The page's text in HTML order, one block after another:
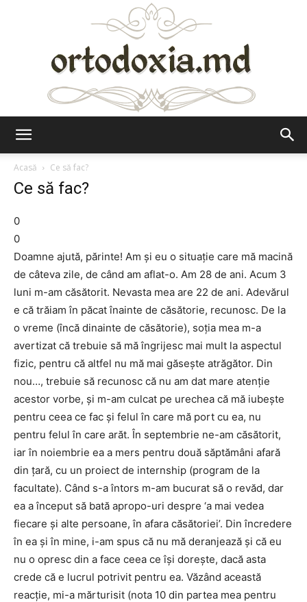
Acasă
Ce să fac?
Ce să fac?
0
0
Doamne ajută, părinte! Am şi eu o situaţie care mă macină
de câteva zile, de când am aflat-o. Am 28 de ani. Acum 3
luni m-am căsătorit. Nevasta mea are 22 de ani. Adevărul
e că trăiam în păcat înainte de căsătorie, recunosc. De la
o vreme (încă dinainte de căsătorie), soţia mea m-a
avertizat că trebuie să mă îngrijesc mai mult la aspectul
fizic, pentru că altfel nu mă mai găseşte atrăgător. Din
nou…, trebuie să recunosc că nu am dat mare atenţie
acestor vorbe, şi m-am culcat pe urechea că mă iubeşte
pentru ceea ce fac şi felul în care mă port cu ea, nu
pentru felul în care arăt. În septembrie ne-am căsătorit,
iar în noiembrie ea a mers pentru două săptămâni afară
din ţară, cu un proiect de internship (program de la
facultate). Când s-a întors m-am bucurat să o revăd, dar
ea a început să bată apropo-uri despre ‘a mai vedea
fiecare şi alte persoane, în afara căsătoriei’. Din încredere
în ea şi în mine, i-am spus că nu mă deranjează şi că eu
nu o opresc din a face ceea ce îşi doreşte, dacă asta
crede că e lucrul potrivit pentru ea. Văzând această
reacţie, mi-a mărturisit (nota 10 din partea mea pentru